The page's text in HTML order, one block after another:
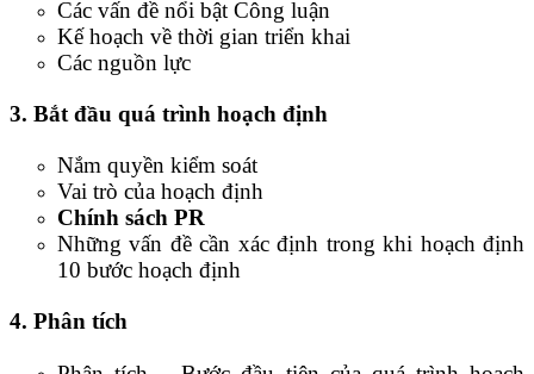
Các vấn đề nổi bật Công luận
Kế hoạch về thời gian triển khai
Các nguồn lực
3. Bắt đầu quá trình hoạch định
Nắm quyền kiểm soát
Vai trò của hoạch định
Chính sách PR
Những vấn đề cần xác định trong khi hoạch định
10 bước hoạch định
4. Phân tích